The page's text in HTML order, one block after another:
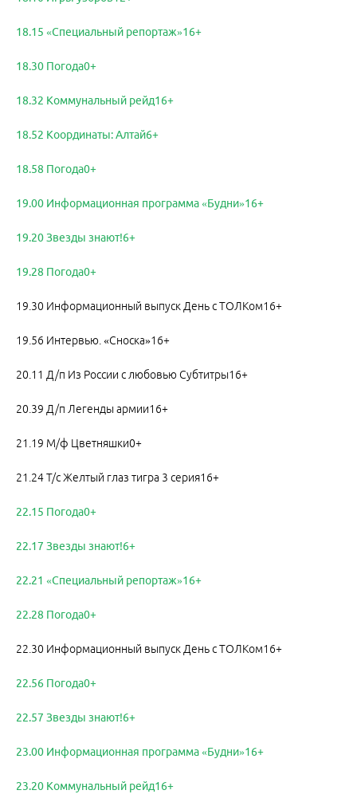
18.15 «Специальный репортаж»16+
18.30 Погода0+
18.32 Коммунальный рейд16+
18.52 Координаты: Алтай6+
18.58 Погода0+
19.00 Информационная программа «Будни»16+
19.20 Звезды знают!6+
19.28 Погода0+
19.30 Информационный выпуск День с ТОЛКом16+
19.56 Интервью. «Сноска»16+
20.11 Д/п Из России с любовью Субтитры16+
20.39 Д/п Легенды армии16+
21.19 М/ф Цветняшки0+
21.24 Т/с Желтый глаз тигра 3 серия16+
22.15 Погода0+
22.17 Звезды знают!6+
22.21 «Специальный репортаж»16+
22.28 Погода0+
22.30 Информационный выпуск День с ТОЛКом16+
22.56 Погода0+
22.57 Звезды знают!6+
23.00 Информационная программа «Будни»16+
23.20 Коммунальный рейд16+